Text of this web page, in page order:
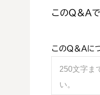
このQ＆A
このQ＆Aに